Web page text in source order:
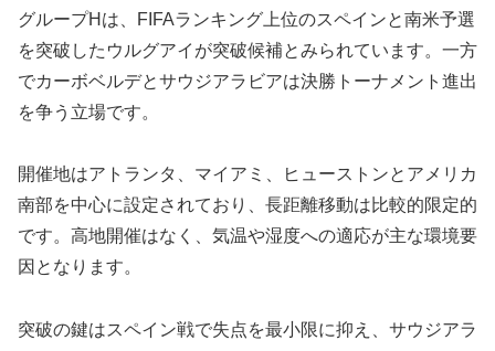
グループHは、FIFAランキング上位のスペインと南米予選
を突破したウルグアイが突破候補とみられています。一方
でカーボベルデとサウジアラビアは決勝トーナメント進出
を争う立場です。
開催地はアトランタ、マイアミ、ヒューストンとアメリカ
南部を中心に設定されており、長距離移動は比較的限定的
です。高地開催はなく、気温や湿度への適応が主な環境要
因となります。
突破の鍵はスペイン戦で失点を最小限に抑え、サウジアラ